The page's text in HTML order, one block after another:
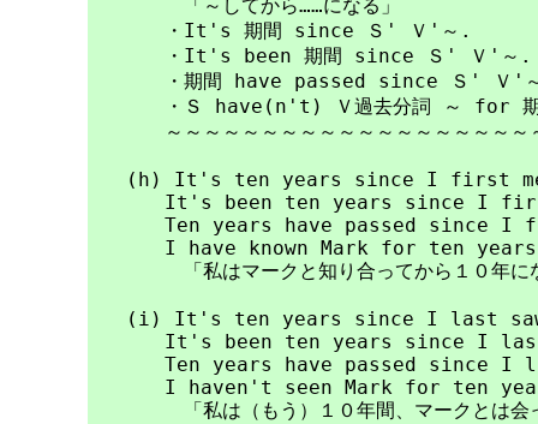
「～してから……になる」
・It's 期間 since Ｓ' Ｖ'～.
・It's been 期間 since Ｓ' Ｖ'～.
・期間 have passed since Ｓ' Ｖ'
・Ｓ have(n't) Ｖ過去分詞 ～ for
～～～～～～～～～～～～～～～～～～～
(h) It's ten years since I first
It's been ten years since I first
Ten years have passed since I
I have known Mark for ten
「私はマークと知り合ってから１０年に
(i) It's ten years since I last saw
It's been ten years since I last
Ten years have passed since I
I haven't seen Mark for ten
「私は（もう）１０年間、マークとは会っ